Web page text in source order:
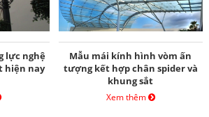
lực nghệ
hiện nay
Mẫu mái kính hình vòm ấn
tượng kết hợp chân spider và
khung sắt
Xem thêm